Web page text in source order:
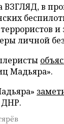
ВЗГЛЯД, в
и
личной
Мадьяра».
ДНР.